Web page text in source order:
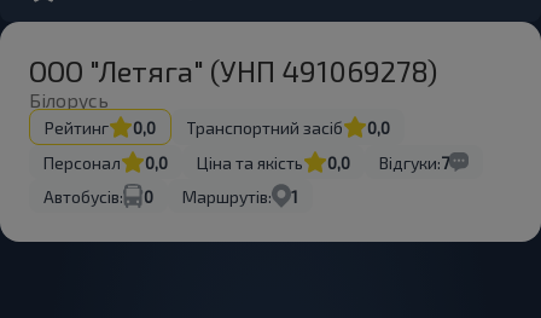
ООО "Летяга" (УНП 491069278)
Білорусь
Рейтинг 0,0 Транспортний засіб
0,0
Персонал
0,0 Ціна та якість 0,0 Відгуки:7
Автобусів:
0 Маршрутів: 1